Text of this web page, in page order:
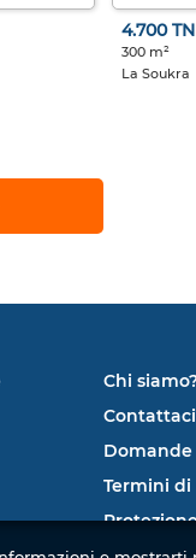
4.700
300 m²
La Soukra
Chi
Contattaci
Termini di